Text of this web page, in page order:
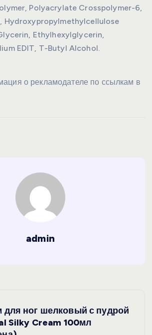
Polyacrylate Crosspolymer-6,
Hydroxypropylmethylcellulose
Ethylhexylglycerin,
EDIT, T-Butyl Alcohol.
о рекламодателе по ссылкам в
admin
для ног шелковый с пудрой
Silky Cream 100мл